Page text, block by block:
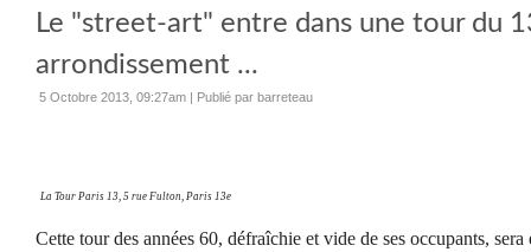
Le "street-art" entre dans une tour du
arrondissement ...
5 Octobre 2013, 09:27am | Publié par barreteau
La Tour Paris 13, 5 rue Fulton, Paris 13e
Cette tour des années 60, défraîchie et vide de ses occupants,